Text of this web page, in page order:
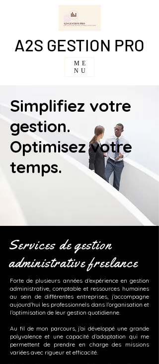
ME
NU
A2S GESTION PRO
Simplifiez votre
gestion.
Optimisez votre
temps.
Services de gestion
administrative freelance
Forte de plusieurs années d’expérience en gestion
administrative, comptable et ressources humaines
au sein de différentes entreprises, j’accompagne
aujourd’hui les professionnels dans l’organisation et
l’optimisation de leur gestion quotidienne.
Au fil de mon parcours, j’ai développé une grande
polyvalence et une capacité d’adaptation qui me
permettent de prendre en charge des missions
variées avec rigueur et efficacité.